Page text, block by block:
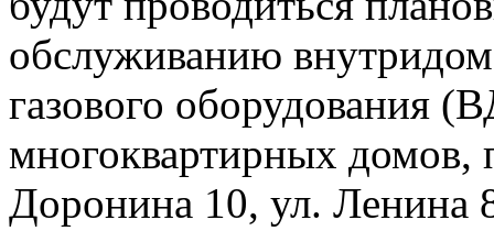
обслуживанию
газового
многоквартирных
Доронина 10, ул. Ленина